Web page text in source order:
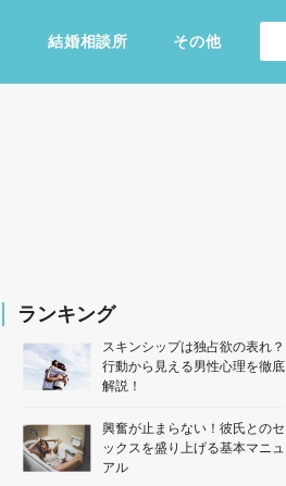
結婚相談所 その他
ランキング
スキンシップは独占欲の表れ？
行動から見える男性心理を徹底
解説！
興奮が止まらない！彼氏とのセ
ックスを盛り上げる基本マニュ
アル